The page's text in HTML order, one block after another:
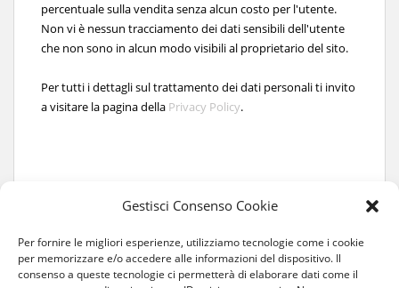
Gestisci Consenso Cookie
Per fornire le migliori esperienze, utilizziamo tecnologie come i cookie
per memorizzare e/o accedere alle informazioni del dispositivo. Il
consenso a queste tecnologie ci permetterà di elaborare dati come il
percentuale sulla vendita senza alcun costo per l'utente.
Non vi è nessun tracciamento dei dati sensibili dell'utente
che non sono in alcun modo visibili al proprietario del sito.
Per tutti i dettagli sul trattamento dei dati personali ti invito
a visitare la pagina della Privacy Policy.